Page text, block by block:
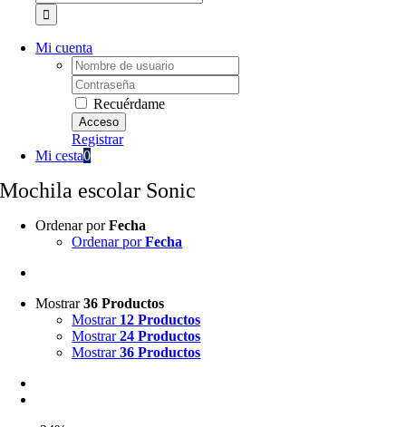
Mi cuenta
Username:
Password:
Recuérdame
Registrar
Mi cesta0
Mochila escolar Sonic
Ordenar porFecha
Ordenar porFecha
Mostrar36 Productos
Mostrar 12 Productos
Mostrar24 Productos
Mostrar36 Productos